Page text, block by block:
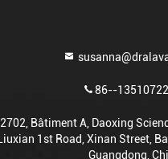
86--
Bâtiment A, Daoxing
1st Road, Xinan Street,
Guangdong,